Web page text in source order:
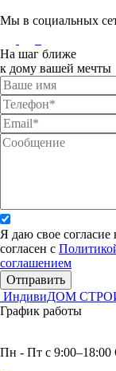
Мы в социальных
На шаг ближе
к дому вашей мечты
Я даю свое согласие
согласен с
соглашением
Отправить
ИндивиДОМ
График работы
Пн - Пт с 9:00–18:00